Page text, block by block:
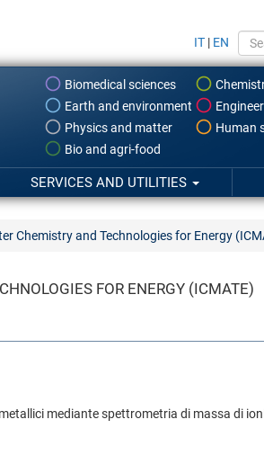
IT | EN
Biomedical sciences
Earth and environment
Physics and matter
Human
Bio and agri-food
SERVICES AND UTILITIES
Chemistry and Technologies for Energy
FOR ENERGY (ICMATE)
mediante spettrometria di massa di